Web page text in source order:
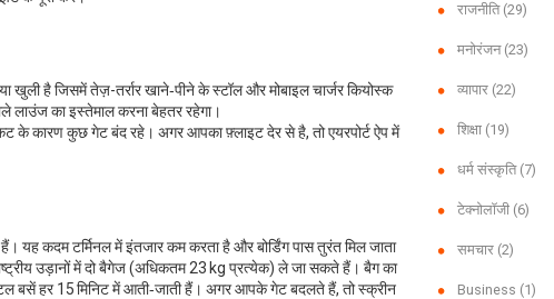
खुली है जिसमें तेज़-तर्रार खाने‑पीने के स्टॉल और मोबाइल चार्जर कियोस्क
लाउंज का इस्तेमाल करना बेहतर रहेगा।
के कारण कुछ गेट बंद रहे। अगर आपका फ़्लाइट देर से है, तो एयरपोर्ट ऐप में
कदम टर्मिनल में इंतजार कम करता है और बोर्डिंग पास तुरंत मिल जाता
उड़ानों में दो बैगेज (अधिकतम 23 kg प्रत्येक) ले जा सकते हैं। बैग का
बसें हर 15 मिनिट में आती‑जाती हैं। अगर आपके गेट बदलते हैं, तो स्क्रीन
राजनीति (29)
मनोरंजन (23)
व्यापार (22)
शिक्षा (19)
धर्म संस्कृति (7)
टेक्नोलॉजी (6)
समचार (2)
Business (1)